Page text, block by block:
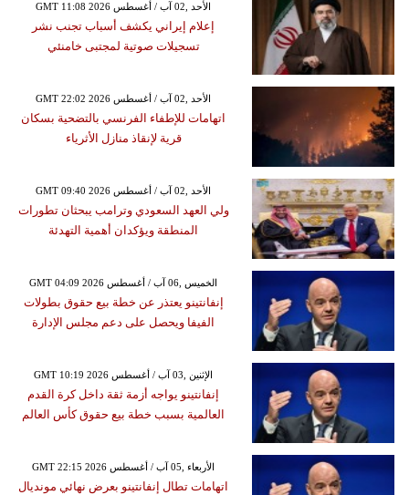
GMT 11:08 2026 الأحد ,02 آب / أغسطس
إعلام إيراني يكشف أسباب تجنب نشر
تسجيلات صوتية لمجتبى خامنئي
GMT 22:02 2026 الأحد ,02 آب / أغسطس
اتهامات للإطفاء الفرنسي بالتضحية بسكان
قرية لإنقاذ منازل الأثرياء
GMT 09:40 2026 الأحد ,02 آب / أغسطس
ولي العهد السعودي وترامب يبحثان تطورات
المنطقة ويؤكدان أهمية التهدئة
GMT 04:09 2026 الخميس ,06 آب / أغسطس
إنفانتينو يعتذر عن خطة بيع حقوق بطولات
الفيفا ويحصل على دعم مجلس الإدارة
GMT 10:19 2026 الإثنين ,03 آب / أغسطس
إنفانتينو يواجه أزمة ثقة داخل كرة القدم
العالمية بسبب خطة بيع حقوق كأس العالم
GMT 22:15 2026 الأربعاء ,05 آب / أغسطس
اتهامات تطال إنفانتينو بعرض نهائي مونديال